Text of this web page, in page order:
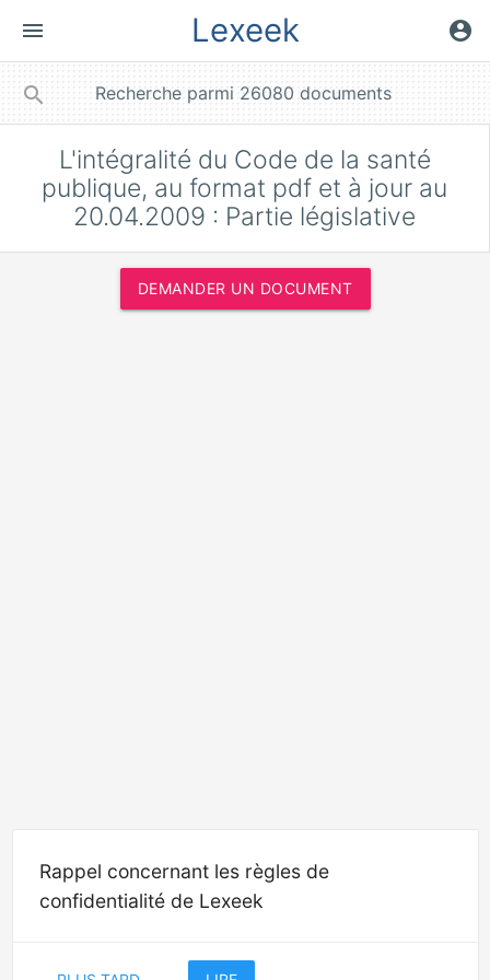
menu Lexeek account_circle
search
L'intégralité du Code de la santé
publique, au format pdf et à jour au
20.04.2009 : Partie législative
DEMANDER UN DOCUMENT
Rappel concernant les règles de
confidentialité de Lexeek